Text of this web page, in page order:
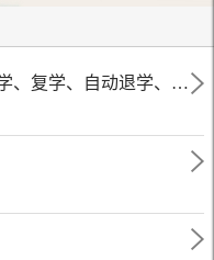
浙江理工大学学籍管理申请表（休学、复学、自动退学、退学、保留学籍）